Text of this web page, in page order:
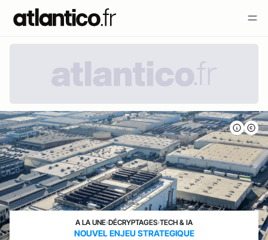
A LA UNE›DÉCRYPTAGES›TECH & IA
NOUVEL ENJEU STRATEGIQUE